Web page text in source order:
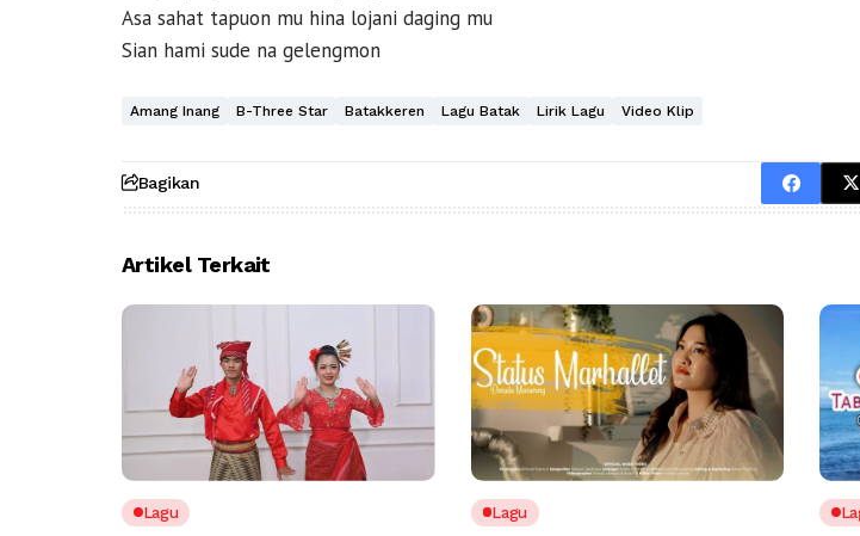
Asa sahat tapuon mu hina lojani daging mu
Sian hami sude na gelengmon
Amang Inang B-Three Star Batakkeren Lagu Batak Lirik Lagu Video Klip
Bagikan
Artikel Terkait
Lagu Lagu